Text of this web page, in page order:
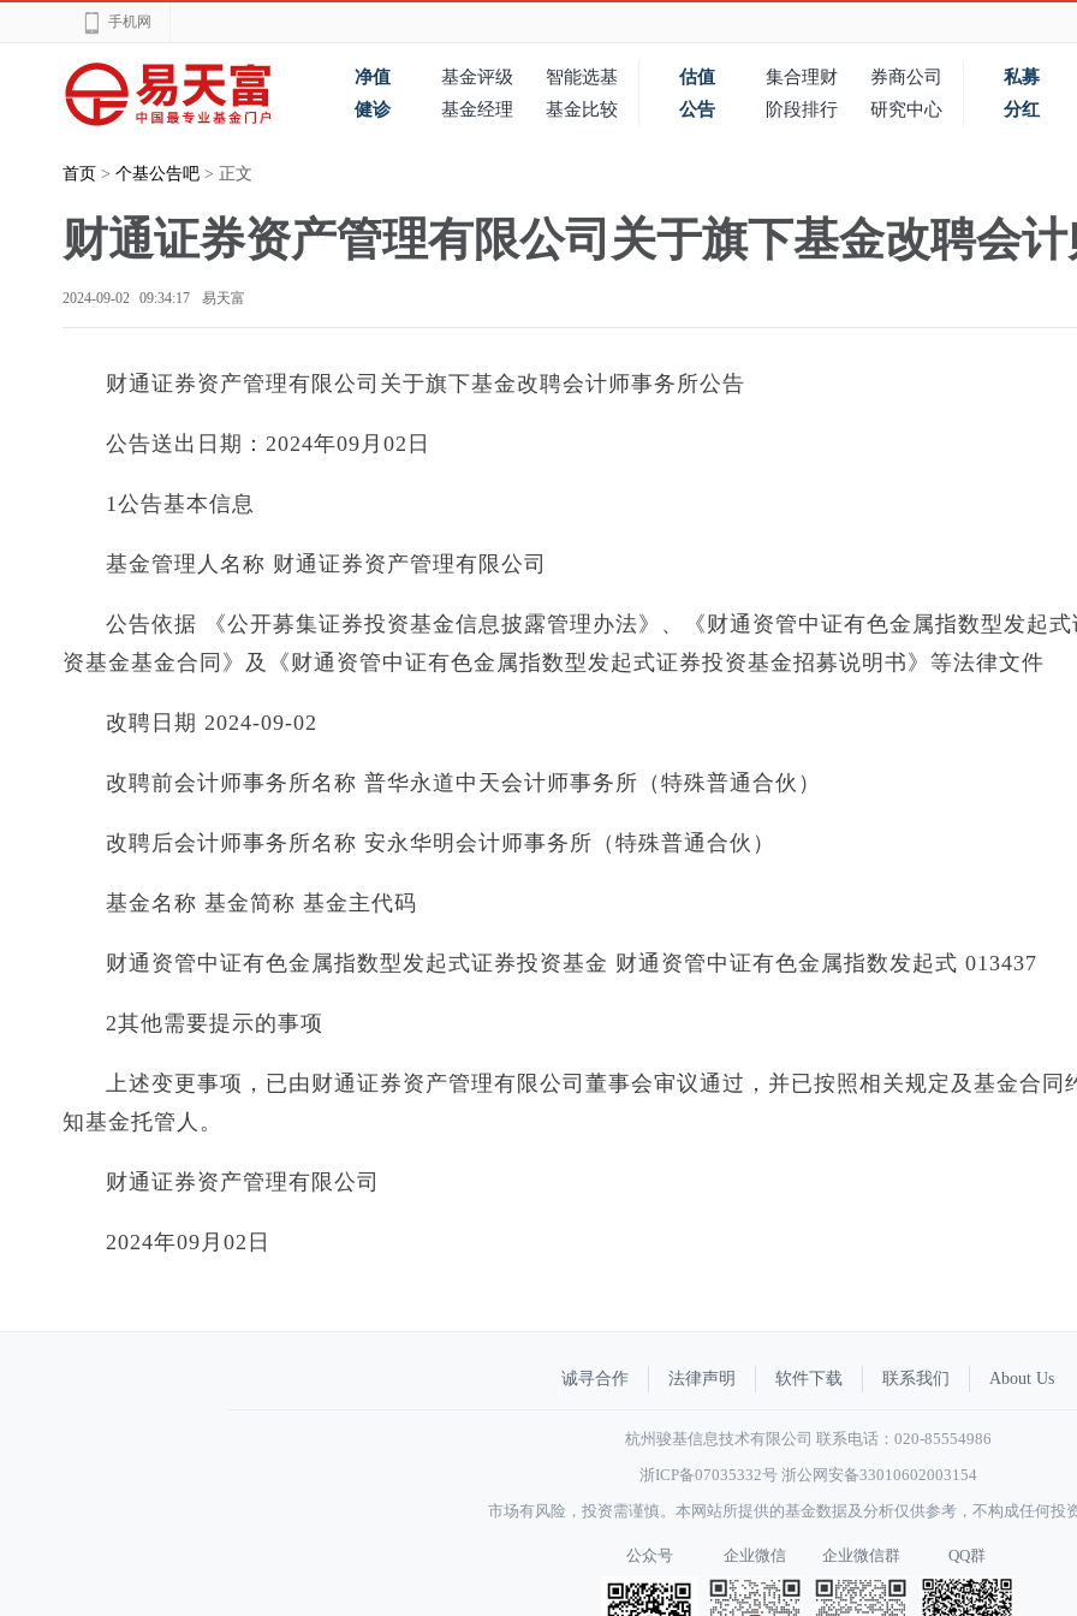
手机网
净值 基金评级
智能选基
健诊
基金经理 基金比较
估值 集合理财
券商公司
公告
阶段排行 研究中心
私募
分红
首页 > 个基公告吧 > 正文
财通证券资产管理有限公司关于旗下基金改聘会
2024-09-02 09:34:17 易天富
财通证券资产管理有限公司关于旗下基金改聘会计师事务所公告
公告送出日期：2024年09月02日
1公告基本信息
基金管理人名称 财通证券资产管理有限公司
公告依据 《公开募集证券投资基金信息披露管理办法》、《财通资管中证有色金属指数型发起
资基金基金合同》及《财通资管中证有色金属指数型发起式证券投资基金招募说明书》等法律文件
改聘日期 2024-09-02
改聘前会计师事务所名称 普华永道中天会计师事务所（特殊普通合伙）
改聘后会计师事务所名称 安永华明会计师事务所（特殊普通合伙）
基金名称 基金简称 基金主代码
财通资管中证有色金属指数型发起式证券投资基金 财通资管中证有色金属指数发起式 013437
2其他需要提示的事项
上述变更事项，已由财通证券资产管理有限公司董事会审议通过，并已按照相关规定及基金合同
知基金托管人。
财通证券资产管理有限公司
2024年09月02日
诚寻合作 法律声明 软件下载 联系我们 About Us
杭州骏基信息技术有限公司 联系电话：020-85554986
浙ICP备07035332号 浙公网安备33010602003154
市场有风险，投资需谨慎。本网站所提供的基金数据及分析仅供参考，不构成任何投
公众号 企业微信 企业微信群 QQ群